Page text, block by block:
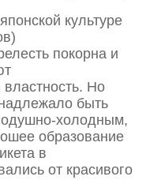
культуре
покорна и
Но
быть
холодным,
образование
в
от красивого